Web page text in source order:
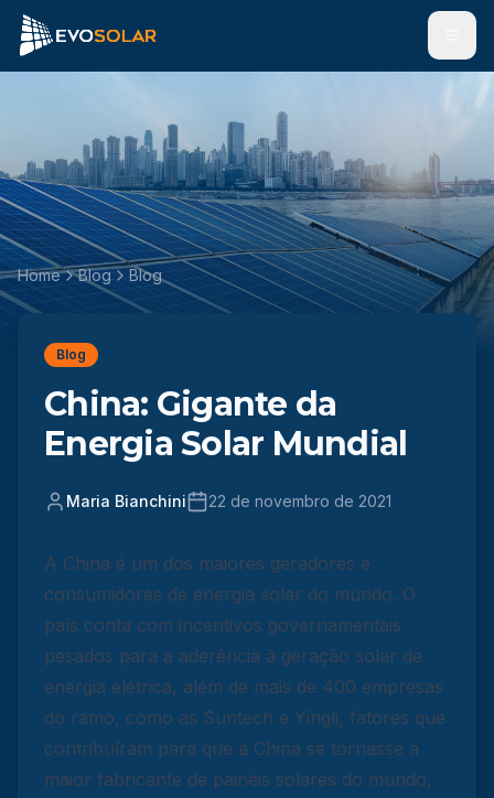
Home Blog Blog
Blog
China: Gigante da
Energia Solar Mundial
Maria Bianchini 22 de novembro de 2021
A China é um dos maiores geradores e
consumidores de energia solar do mundo. O
país conta com incentivos governamentais
pesados para a aderência à geração solar de
energia elétrica, além de mais de 400 empresas
do ramo, como as Suntech e Yingli, fatores que
contribuíram para que a China se tornasse a
maior fabricante de painéis solares do mundo,